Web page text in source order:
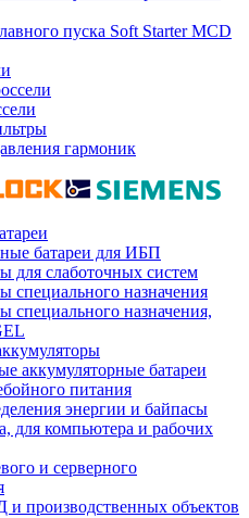
пуска Soft Starter MCD
гармоник
батареи для ИБП
для слаботочных систем
специального назначения
специального назначения,
аккумуляторные батареи
питания
энергии и байпасы
для компьютера и рабочих
и серверного
производственных объектов